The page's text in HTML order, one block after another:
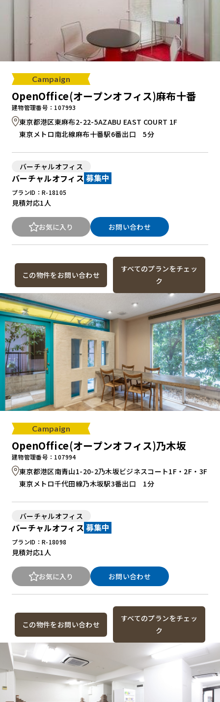
Campaign
OpenOffice(オープンオフィス)麻布十番
建物管理番号：107993
東京都港区東麻布2-22-5AZABU EAST COURT 1F
東京メトロ南北線麻布十番駅6番出口 5分
バーチャルオフィス
バーチャルオフィス 募集中
プランID：R-18105
見積対応1人
お気に入り お問い合わせ
この物件をお問い合わせ
すべてのプランをチェッ
ク
Campaign
OpenOffice(オープンオフィス)乃木坂
建物管理番号：107994
東京都港区南青山1-20-2乃木坂ビジネスコート1F・2F・3F
東京メトロ千代田線乃木坂駅3番出口 1分
バーチャルオフィス
バーチャルオフィス 募集中
プランID：R-18098
見積対応1人
お気に入り お問い合わせ
この物件をお問い合わせ
すべてのプランをチェッ
ク